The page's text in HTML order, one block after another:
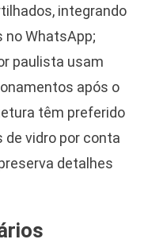
integrando
no WhatsApp;
paulista usam
após o
têm preferido
de vidro por conta
detalhes